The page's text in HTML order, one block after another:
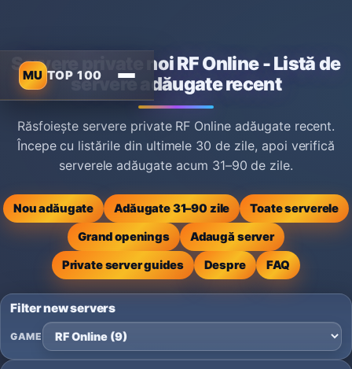
MU TOP 100
Servere private noi RF Online - Listă de
servere adăugate recent
Răsfoiește servere private RF Online adăugate recent.
Începe cu listările din ultimele 30 de zile, apoi verifică
serverele adăugate acum 31–90 de zile.
Nou adăugate Adăugate 31–90 zile
Toate serverele
Grand openings
Adaugă server
Private server guides
Despre FAQ
Filter new servers
GAME